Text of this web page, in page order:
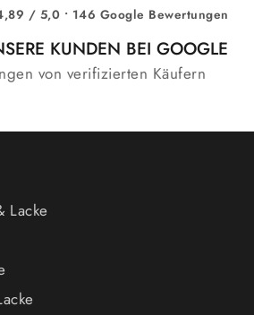
/ 5,0 • 146 Google Bewertungen
KUNDEN BEI GOOGLE
von verifizierten Käufern
Lacke